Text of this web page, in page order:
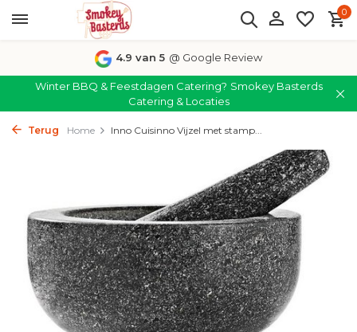
0
4.9 van 5 @ Google Review
Winter BBQ & Feestdagen Catering? Smokey Basterds
Catering & Locaties
Terug Home Inno Cuisinno Vijzel met stamp...